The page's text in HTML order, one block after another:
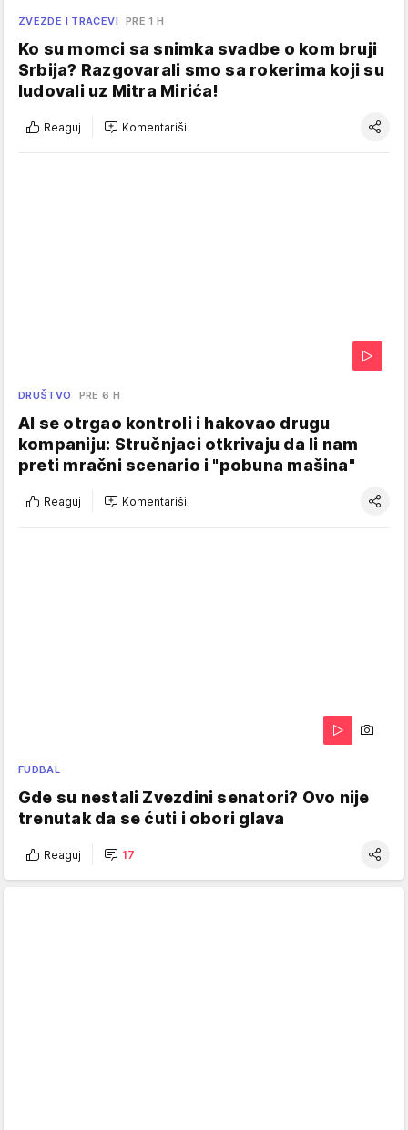
ZVEZDE I TRAČEVI PRE 1 H
Ko su momci sa snimka svadbe o kom bruji
Srbija? Razgovarali smo sa rokerima koji su
ludovali uz Mitra Mirića!
Reaguj Komentariši
DRUŠTVO PRE 6 H
AI se otrgao kontroli i hakovao drugu
kompaniju: Stručnjaci otkrivaju da li nam
preti mračni scenario i "pobuna mašina"
Reaguj Komentariši
FUDBAL
Gde su nestali Zvezdini senatori? Ovo nije
trenutak da se ćuti i obori glava
Reaguj 17